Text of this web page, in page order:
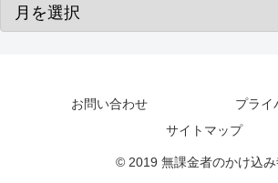
お問い合わせ
プライ
サイトマップ
© 2019 無課金者のかけ込み